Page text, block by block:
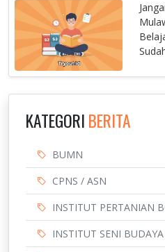
KATEGORI BERITA
BUMN
CPNS / ASN
INSTITUT PERTANIAN
INSTITUT SENI